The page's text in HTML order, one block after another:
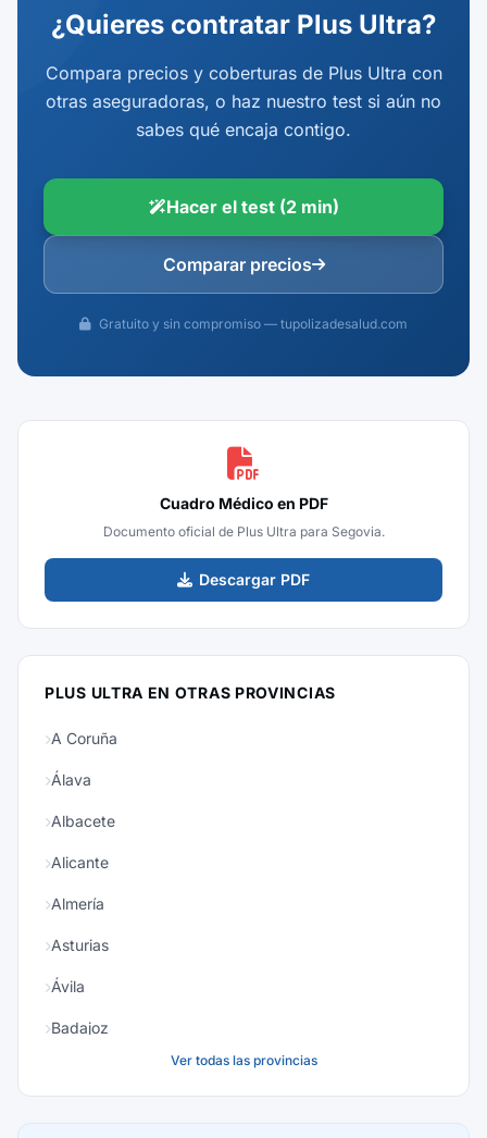
¿Quieres contratar Plus Ultra?
Compara precios y coberturas de Plus Ultra con
otras aseguradoras, o haz nuestro test si aún no
sabes qué encaja contigo.
Hacer el test (2 min)
Comparar precios
Gratuito y sin compromiso — tupolizadesalud.com
Cuadro Médico en PDF
Documento oficial de Plus Ultra para Segovia.
Descargar PDF
PLUS ULTRA EN OTRAS PROVINCIAS
A Coruña
Álava
Albacete
Alicante
Almería
Asturias
Ávila
Badajoz
Ver todas las provincias